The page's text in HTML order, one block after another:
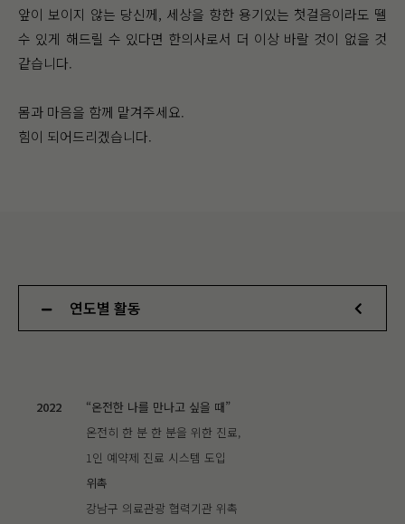
앞이 보이지 않는 당신께, 세상을 향한 용기있는 첫걸음이라도 뗄
수 있게 해드릴 수 있다면 한의사로서 더 이상 바랄 것이 없을 것
같습니다.
몸과 마음을 함께 맡겨주세요.
힘이 되어드리겠습니다.
연도별 활동
2022
“온전한 나를 만나고 싶을 때”
온전히 한 분 한 분을 위한 진료,
1인 예약제 진료 시스템 도입
위촉
강남구 의료관광 협력기관 위촉